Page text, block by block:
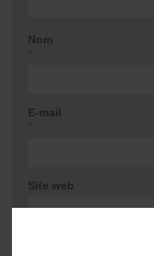
Nom
E-mail
Site web